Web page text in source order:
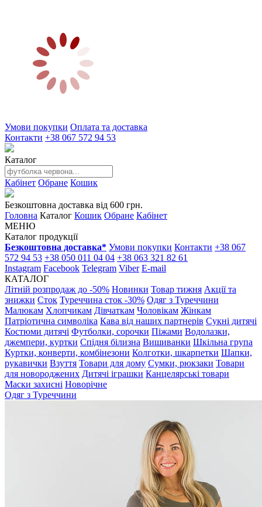
Умови покупки Оплата та доставка
Контакти +38 067 572 94 53
Каталог
Кабінет Обране Кошик
Безкоштовна доставка від 600 грн.
Головна Каталог Кошик Обране Кабінет
МЕНЮ
Каталог продукції
Безкоштовна доставка* Умови покупки Контакти +38 067
572 94 53 +38 050 011 04 04 +38 063 321 82 61
Instagram Facebook Telegram Viber E-mail
КАТАЛОГ
Літній розпродаж до -50% Новинки Товар тижня Акції та
знижки Сток Туреччина сток -30% Одяг з Туреччини
Малюкам Хлопчикам Дівчаткам Чоловікам Жінкам
Патріотична символіка Кава від наших партнерів Сукні дитячі
Костюми дитячі Футболки, сорочки Піжами Водолазки,
джемпери, куртки Спідня білизна Вишиванки Шкільна група
Куртки, конверти, комбінезони Колготки, шкарпетки Шапки,
рукавички Взуття Товари для дому Сумки, рюкзаки Товари
для новороджених Дитячі іграшки Канцелярські товари
Маски захисні Новорічне
Одяг з Туреччини